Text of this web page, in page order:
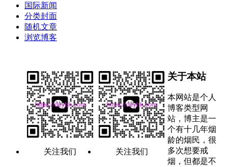
国际新闻
分类封面
随机文章
浏览博客
关注我们 关注我们
关于本站
本网站是个人
博客类型网
站，博主是一
个有十几年烟
龄的烟民，很
多次想要戒
烟，但都是不